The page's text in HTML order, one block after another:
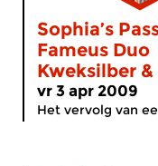
Sophia’s
Fameus Duo
Kweksilber &
vr 3 apr 2009
Het vervolg van